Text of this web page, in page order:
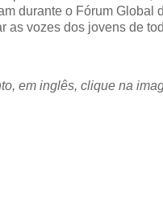
durante o Fórum
as vozes dos jovens de
em inglês, clique na